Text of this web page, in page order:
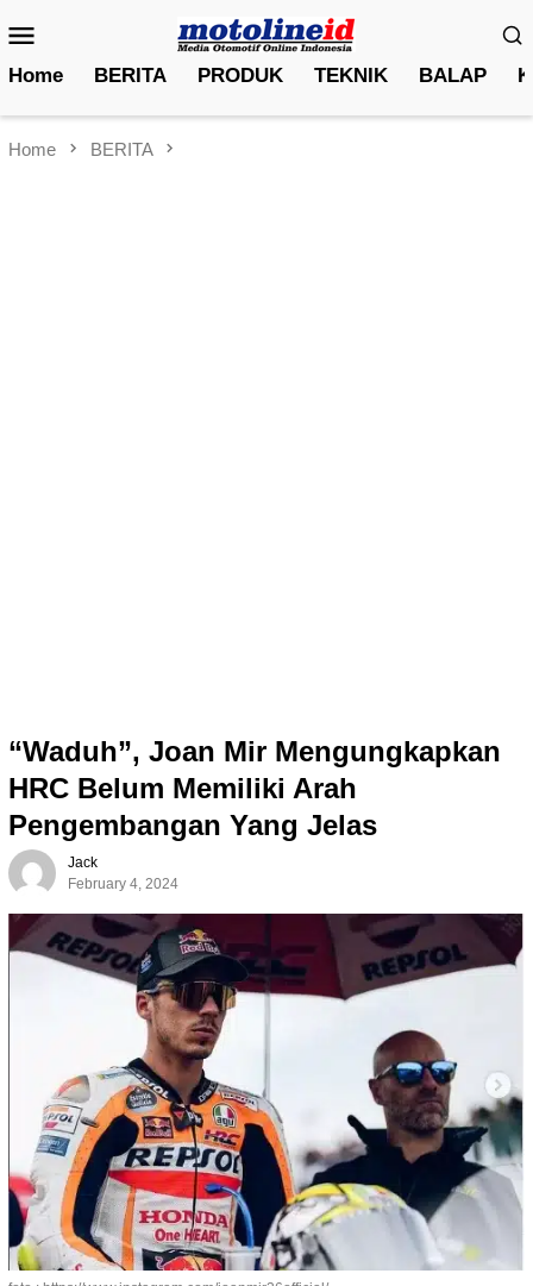
to
contentMenu
Home BERITA PRODUK TEKNIK BALAP
Home BERITA
“Waduh”, Joan Mir Mengungkapkan
HRC Belum Memiliki Arah
Pengembangan Yang Jelas
Jack
February 4, 2024